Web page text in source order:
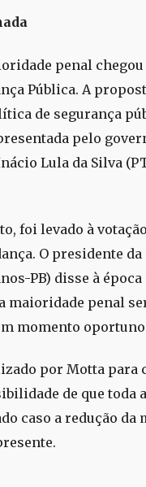
penal
Pública. A
de segurança
pelo
Lula da Silva
foi levado à
O presidente da
PB) disse à época
maioridade penal
momento
por Motta para
de que toda a
caso a redução da